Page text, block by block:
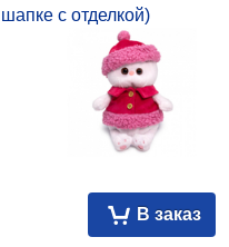
с отделкой)
В заказ